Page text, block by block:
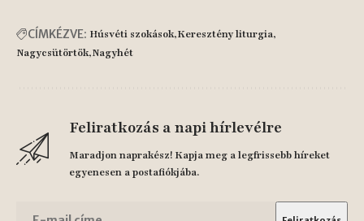
CÍMKÉZVE: Húsvéti szokások Keresztény liturgia
Nagycsütörtök Nagyhét
Feliratkozás a napi hírlevélre
Maradjon naprakész! Kapja meg a legfrissebb híreket
egyenesen a postafiókjába.